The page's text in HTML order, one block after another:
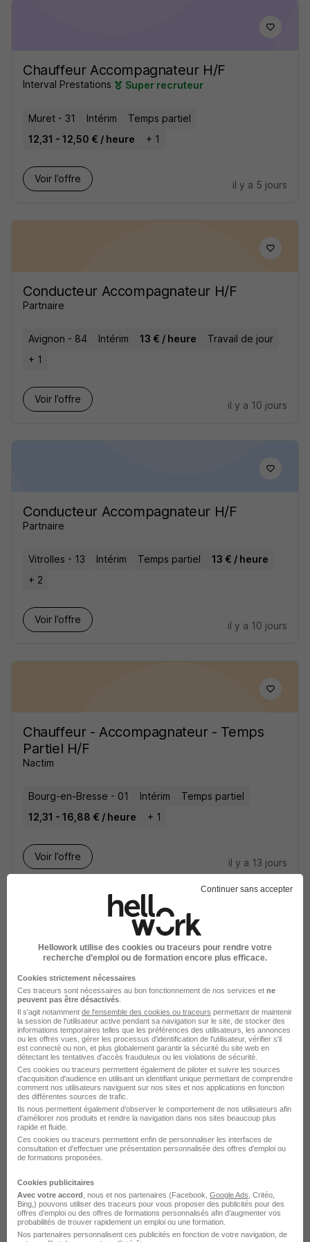
Chauffeur Accompagnateur H/F
Interval Prestations Super recruteur
Muret - 31 Intérim
Temps partiel
12,31 - 12,50 € / heure
+ 1
Voir l’offre
il y a 5 jours
Conducteur Accompagnateur H/F
Partnaire
Avignon - 84 Intérim 13 € / heure
Travail de jour
+ 1
Voir l’offre
il y a 10 jours
Conducteur Accompagnateur H/F
Partnaire
Vitrolles - 13 Intérim Temps partiel
13 € / heure
+ 2
Voir l’offre
il y a 10 jours
Chauffeur - Accompagnateur - Temps
Partiel H/F
Nactim
Bourg-en-Bresse - 01 Intérim
Temps partiel
12,31 - 16,88 € / heure
+ 1
Voir l’offre
il y a 13 jours
ELITERIM Super recruteur
Aix-en-Provence - 13 Intérim
Temps partiel
12,31 € / heure
+ 1
Voir l’offre
il y a 18 jours
Chauffeur Accompagnateur H/F
Abalone
Chambéry - 73 Intérim 6 mois
Continuer sans accepter
Hellowork utilise des cookies ou traceurs pour rendre votre
recherche d’emploi ou de formation encore plus efficace.
Cookies strictement nécessaires
Ces traceurs sont nécessaires au bon fonctionnement de nos services et ne
peuvent pas être désactivés
Il s'agit notamment de l'ensemble des cookies ou traceurs permettant de maintenir
la session de l'utilisateur active pendant sa navigation sur le site, de stocker des
informations temporaires telles que les préférences des utilisateurs, les annonces
ou les offres vues, gérer les processus d'identification de l'utilisateur, vérifier s'il
est connecté ou non, et plus globalement garantir la sécurité du site web en
détectant les tentatives d'accès frauduleux ou les violations de sécurité.
Ces cookies ou traceurs permettent également de piloter et suivre les sources
d'acquisition d'audience en utilisant un identifiant unique permettant de comprendre
comment nos utilisateurs naviguent sur nos sites et nos applications en fonction
des différentes sources de trafic.
Ils nous permettent également d’observer le comportement de nos utilisateurs afin
d'améliorer nos produits et rendre la navigation dans nos sites beaucoup plus
rapide et fluide.
Ces cookies ou traceurs permettent enfin de personnaliser les interfaces de
consultation et d'effectuer une présentation personnalisée des offres d'emploi ou
de formations proposées.
Cookies publicitaires
Avec votre accord , nous et nos partenaires (Facebook, Google Ads , Critéo,
Bing,) pouvons utiliser des traceurs pour vous proposer des publicités pour des
offres d’emploi ou des offres de formations personnalisés afin d’augmenter vos
probabilités de trouver rapidement un emploi ou une formation.
Nos partenaires personnalisent ces publicités en fonction de votre navigation, de